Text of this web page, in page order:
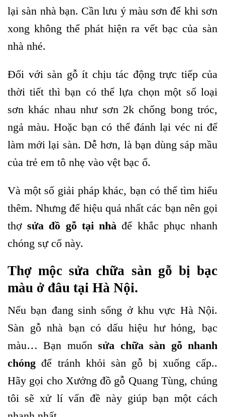
lại sàn nhà bạn. Cần lưu ý màu sơn để khi sơn
xong không thể phát hiện ra vết bạc của sàn
nhà nhé.
Đối với sàn gỗ ít chịu tác động trực tiếp của
thời tiết thì bạn có thể lựa chọn một số loại
sơn khác nhau như sơn 2k chống bong tróc,
ngả màu. Hoặc bạn có thể đánh lại véc ni để
làm mới lại sàn. Dễ hơn, là bạn dùng sáp mầu
của trẻ em tô nhẹ vào vệt bạc ố.
Và một số giải pháp khác, bạn có thể tìm hiểu
thêm. Nhưng để hiệu quả nhất các bạn nên gọi
thợsửa đồ gỗ tại nhà để khắc phục nhanh
chóng sự cố này.
Thợ mộc sửa chữa sàn gỗ bị bạc
màu ở đâu tại Hà Nội.
Nếu bạn đang sinh sống ở khu vực Hà Nội.
Sàn gỗ nhà bạn có dấu hiệu hư hỏng, bạc
màu… Bạn muốnsửa chữa sàn gỗ nhanh
chóng để tránh khỏi sàn gỗ bị xuống cấp..
Hãy gọi cho Xưởng đồ gỗ Quang Tùng, chúng
tôi sẽ xử lí vấn đề này giúp bạn một cách